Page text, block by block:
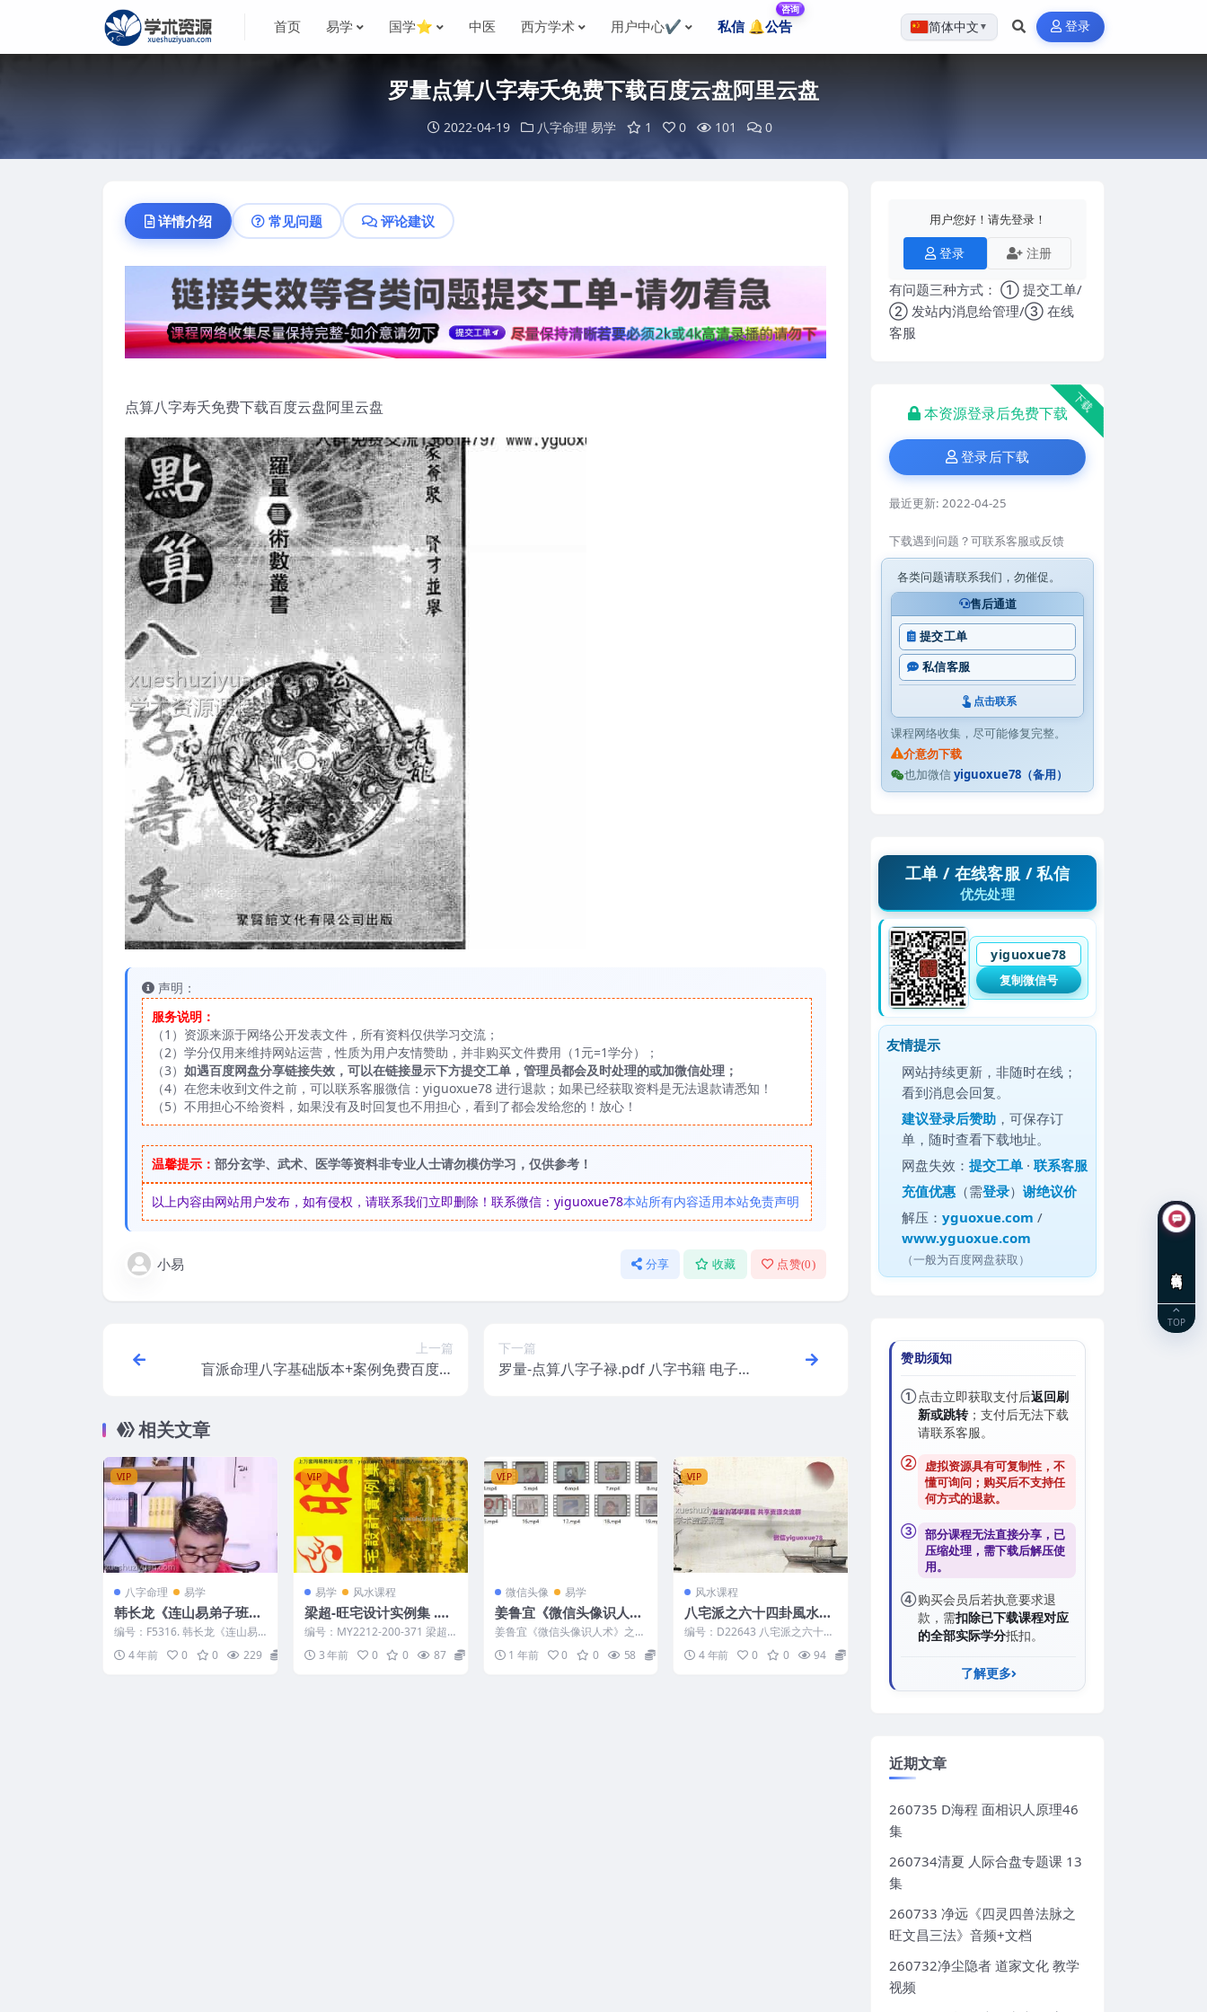
首页 易学 国学⭐ 中医 西方学术 用户中心✔️ 私信 🔔公告
咨询
简体中文 ▼ 登录
罗量点算八字寿夭免费下载百度云盘阿里云盘
2022-04-19 八字命理 易学 1 0 101 0
详情介绍 常见问题 评论建议
点算八字寿夭免费下载百度云盘阿里云盘
声明：
服务说明：
（1）资源来源于网络公开发表文件，所有资料仅供学习交流；
（2）学分仅用来维持网站运营，性质为用户友情赞助，并非购买文件费用（1元=1学分）；
（3） 如遇百度网盘分享链接失效，可以在链接显示下方提交工单，管理员都会及时处理的或加微信处理；
（4）在您未收到文件之前，可以联系客服微信：yiguoxue78 进行退款；如果已经获取资料是无法退款请悉知！
（5）不用担心不给资料，如果没有及时回复也不用担心，看到了都会发给您的！放心！
温馨提示： 部分玄学、武术、医学等资料非专业人士请勿模仿学习，仅供参考！
以上内容由网站用户发布，如有侵权，请联系我们立即删除！联系微信：yiguoxue78本站所有内容适用本站免责声明
小易 分享 收藏 点赞(0)
上一篇
盲派命理八字基础版本+案例免费百度盘
下一篇
罗量-点算八字子禄.pdf 八字书籍 电子版
相关文章
VIP
八字命理 易学
韩长龙《连山易弟子班》
视频40集，百度网盘下
载，阿里云盘下载
编号：F5316. 韩长龙《连山易
弟子班》视频40集/──打造优势
识别自运行系统...
4 年前 0 0 229
VIP
易学 风水课程
梁超-旺宅设计实例集 .pd
f
编号：MY2212-200-371 梁超-
旺宅设计实例集 .pdf
3 年前 0 0 87
VIP
微信头像 易学
姜鲁宜《微信头像识人
术》之【头像设计布局】
课程23集
姜鲁宜《微信头像识人术》之
【头像设计布局】课程23集 25
06248-3 1.m...
1 年前 0 0 58
VIP
风水课程
八宅派之六十四卦風水斷
法8页
编号：D22643 八宅派之六十四
卦風水斷法8页 八宅派之六十四
卦風水斷法八宅派...
4 年前 0 0 94
用户您好！请先登录！
登录 注册
有问题三种方式： ① 提交工单/
② 发站内消息给管理/③ 在线
客服
下载
本资源登录后免费下载
登录后下载
最近更新: 2022-04-25
下载遇到问题？可联系客服或反馈
各类问题请联系我们，勿催促。
售后通道
提交工单
私信客服
点击联系
课程网络收集，尽可能修复完整。
介意勿下载
也加微信yiguoxue78（备用）
工单 / 在线客服 / 私信
优先处理
yiguoxue78
复制微信号
友情提示
网站持续更新，非随时在线；
看到消息会回复。
建议登录后赞助 ，可保存订
单，随时查看下载地址。
网盘失效：提交工单 ·联系客服
充值优惠 （需登录）谢绝议价
解压：yguoxue.com /
www.yguoxue.com
（一般为百度网盘获取）
赞助须知
①点击立即获取支付后返回刷
新或跳转；支付后无法下载
请联系客服。
②
虚拟资源具有可复制性，不
懂可询问；购买后不支持任
何方式的退款。
③ 部分课程无法直接分享，已
压缩处理，需下载后解压使
用。
④购买会员后若执意要求退
款，需扣除已下载课程对应
的全部实际学分抵扣。
了解更多
近期文章
260735 D海程 面相识人原理46
集
260734清夏 人际合盘专题课 13
集
260733 净远《四灵四兽法脉之
旺文昌三法》音频+文档
260732净尘隐者 道家文化 教学
视频
TOP